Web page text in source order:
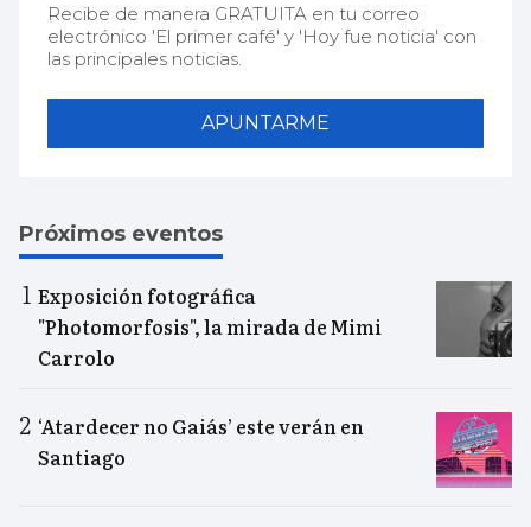
Recibe de manera GRATUITA en tu correo
electrónico 'El primer café' y 'Hoy fue noticia' con
las principales noticias.
APUNTARME
Próximos eventos
Exposición fotográfica
"Photomorfosis", la mirada de Mimi
Carrolo
‘Atardecer no Gaiás’ este verán en
Santiago